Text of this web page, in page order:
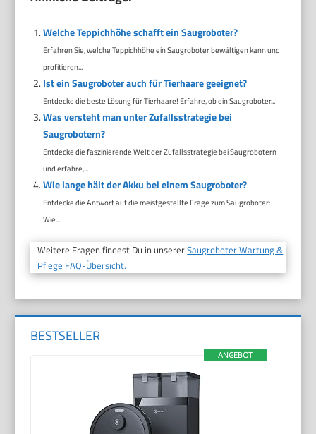
Welche Teppichhöhe schafft ein Saugroboter?
Erfahren Sie, welche Teppichhöhe ein Saugroboter bewältigen kann und
profitieren...
Ist ein Saugroboter auch für Tierhaare geeignet?
Entdecke die beste Lösung für Tierhaare! Erfahre, ob ein Saugroboter...
Was versteht man unter Zufallsstrategie bei
Saugrobotern?
Entdecke die faszinierende Welt der Zufallsstrategie bei Saugrobotern
und erfahre,...
Wie lange hält der Akku bei einem Saugroboter?
Entdecke die Antwort auf die meistgestellte Frage zum Saugroboter:
Wie...
Weitere Fragen findest Du in unsererSaugroboter Wartung &
Pflege FAQ-Übersicht.
BESTSELLER
ANGEBOT